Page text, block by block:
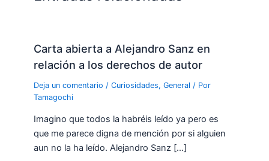
Carta abierta a Alejandro Sanz en
relación a los derechos de autor
Deja un comentario /Curiosidades,General / Por
Tamagochi
Imagino que todos la habréis leído ya pero es
que me parece digna de mención por si alguien
aun no la ha leído. Alejandro Sanz […]